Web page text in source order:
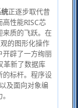
正逐步取代昔
性能RISC芯
来质的飞跃。在
的图形化操作
开辟了一方绚丽
革新了数据库
的标杆。程序设
及面向对象编